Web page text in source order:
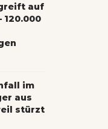
auf
120.000
im
aus
stürzt